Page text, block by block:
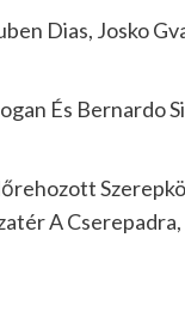
Dias, Josko
És Bernardo
A Cserepadra,